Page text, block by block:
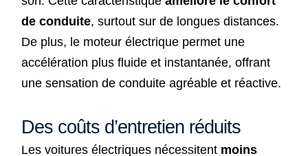
de conduite, surtout sur de longues distances.
De plus, le moteur électrique permet une
accélération plus fluide et instantanée, offrant
une sensation de conduite agréable et réactive.
Des coûts d’entretien réduits
Les voitures électriques nécessitent moins